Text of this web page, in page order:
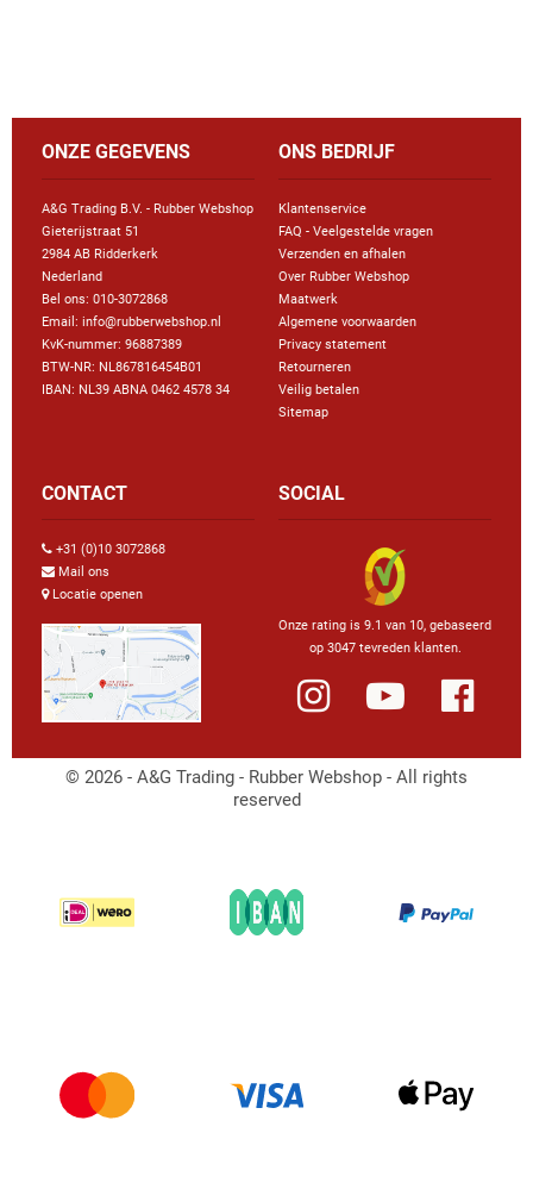
ONZE GEGEVENS
A&G Trading B.V. - Rubber Webshop
Gieterijstraat 51
2984 AB Ridderkerk
Nederland
Bel ons: 010-3072868
Email: info@rubberwebshop.nl
KvK-nummer: 96887389
BTW-NR: NL867816454B01
IBAN: NL39 ABNA 0462 4578 34
ONS BEDRIJF
Klantenservice
FAQ - Veelgestelde vragen
Verzenden en afhalen
Over Rubber Webshop
Maatwerk
Algemene voorwaarden
Privacy statement
Retourneren
Veilig betalen
Sitemap
CONTACT
+31 (0)10 3072868
Mail ons
Locatie openen
SOCIAL
Onze rating is 9.1 van 10, gebaseerd
op 3047 tevreden klanten.
© 2026 - A&G Trading - Rubber Webshop - All rights
reserved